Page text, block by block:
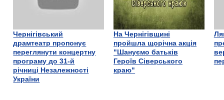
Чернігівський
драмтеатр пропонує
переглянути концертну
програму до 31-й
річниці Незалежності
України
На Чернігівщині
пройшла щорічна акція
"Шануємо батьків
Героїв Сіверського
краю"